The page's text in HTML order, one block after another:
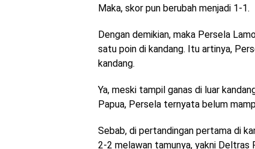
Maka, skor pun berubah menjadi 1-1.
Dengan demikian, maka Persela
satu poin di kandang. Itu artinya,
kandang.
Ya, meski tampil ganas di luar
Papua, Persela ternyata belum
Sebab, di pertandingan pertama di
2-2 melawan tamunya, yakni Deltras